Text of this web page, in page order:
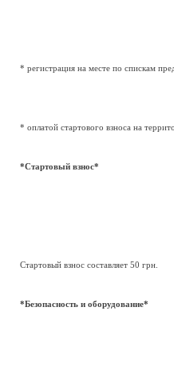
* регистрация на месте по спискам
* оплатой стартового взноса на
*Стартовый взнос*
Стартовый взнос составляет 50 грн.
*Безопасность и оборудование*